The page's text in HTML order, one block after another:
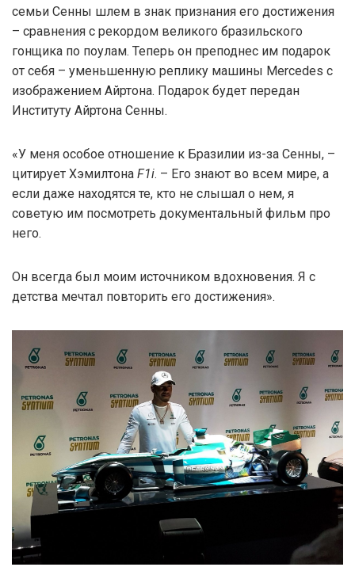
семьи Сенны шлем в знак признания его достижения
– сравнения с рекордом великого бразильского
гонщика по поулам. Теперь он преподнес им подарок
от себя – уменьшенную реплику машины Mercedes с
изображением Айртона. Подарок будет передан
Институту Айртона Сенны.
«У меня особое отношение к Бразилии из-за Сенны, –
цитирует Хэмилтона F1i. – Его знают во всем мире, а
если даже находятся те, кто не слышал о нем, я
советую им посмотреть документальный фильм про
него.
Он всегда был моим источником вдохновения. Я с
детства мечтал повторить его достижения».